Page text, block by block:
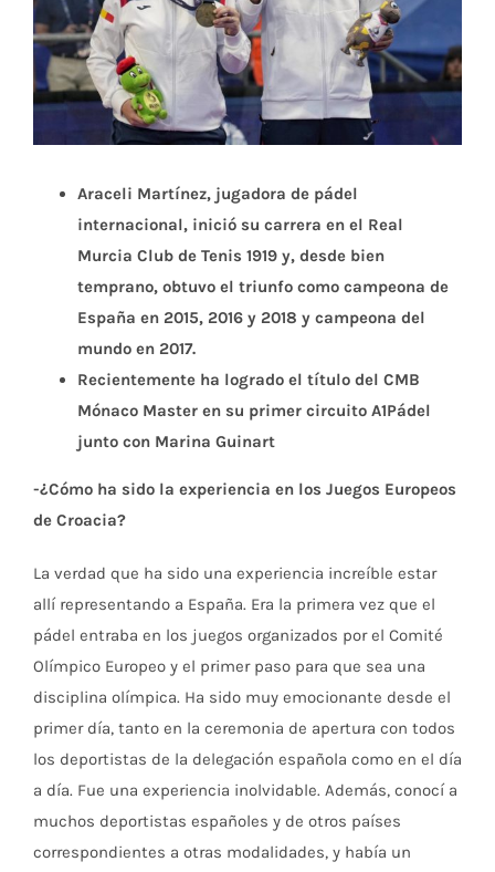
Araceli Martínez, jugadora de pádel
internacional, inició su carrera en el Real
Murcia Club de Tenis 1919 y, desde bien
temprano, obtuvo el triunfo como campeona de
España en 2015, 2016 y 2018 y campeona del
mundo en 2017.
Recientemente ha logrado el título del CMB
Mónaco Master en su primer circuito A1Pádel
junto con Marina Guinart
-¿Cómo ha sido la experiencia en los Juegos Europeos
de Croacia?
La verdad que ha sido una experiencia increíble estar
allí representando a España. Era la primera vez que el
pádel entraba en los juegos organizados por el Comité
Olímpico Europeo y el primer paso para que sea una
disciplina olímpica. Ha sido muy emocionante desde el
primer día, tanto en la ceremonia de apertura con todos
los deportistas de la delegación española como en el día
a día. Fue una experiencia inolvidable. Además, conocí a
muchos deportistas españoles y de otros países
correspondientes a otras modalidades, y había un